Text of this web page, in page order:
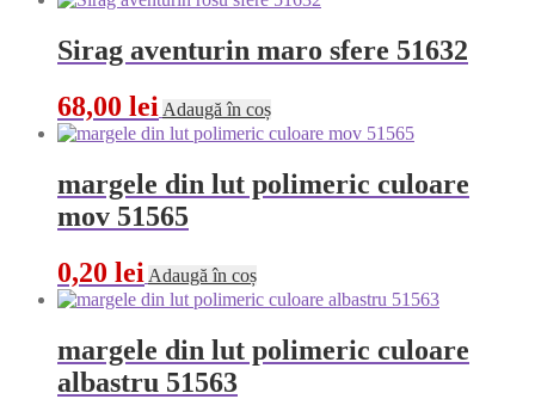
Sirag aventurin maro sfere 51632
68,00 lei Adaugă în coș
margele din lut polimeric culoare
mov 51565
0,20 lei Adaugă în coș
margele din lut polimeric culoare
albastru 51563